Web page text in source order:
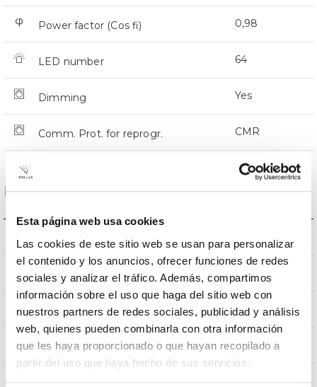
Esta página web usa cookies
Las cookies de este sitio web se usan para personalizar
el contenido y los anuncios, ofrecer funciones de redes
sociales y analizar el tráfico. Además, compartimos
información sobre el uso que haga del sitio web con
nuestros partners de redes sociales, publicidad y análisis
web, quienes pueden combinarla con otra información
que les haya proporcionado o que hayan recopilado a
partir del uso que haya hecho de sus servicios.
Power factor (Cos fi) 0,98
LED number 64
Dimming Yes
Comm. Prot. for reprogr. CMR
Dimensions and Mounting
Mounting
Wind Resistance 0,251m2
Weight 9Kg
Measures 776x332x105mm